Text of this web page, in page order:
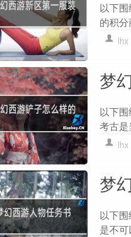
以下
的积
lhx
梦
以下
考古
lhx
梦
以下
是不